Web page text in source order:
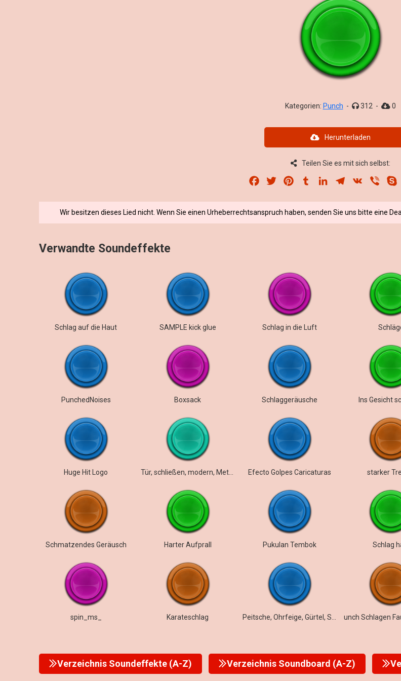
Kategorien: Punch - 312 - 0
Herunterladen
Teilen Sie es mit sich selbst:
Facebook
Twitter PinterestTumblrLinkedInTelegram
VK Viber
Wir besitzen dieses Lied nicht. Wenn Sie einen Urheberrechtsanspruch haben, senden Sie uns bitte eine
Verwandte Soundeffekte
Schlag auf die Haut SAMPLE kick glue Schlag in die Luft
PunchedNoises Boxsack Schlaggeräusche Ins Gesicht
Huge Hit Logo Tür, schließen, modern, Metall, Schlag, tief, Bass, Schloss klicken, Innenraum, Raumecho Efecto Golpes Caricaturas starker
Schmatzendes Geräusch Harter Aufprall Pukulan Tembok Schlag
spin_ms_ Karateschlag
Verzeichnis Soundeffekte (A-Z) Verzeichnis Soundboard (A-Z)